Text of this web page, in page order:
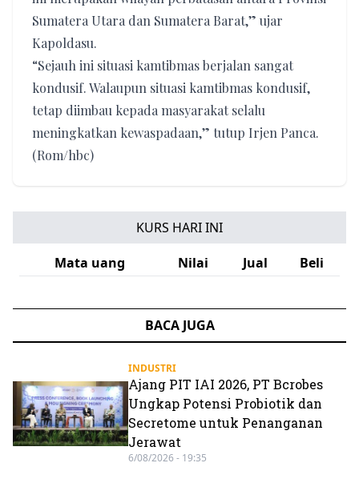
Sumatera Utara dan Sumatera Barat,” ujar
Kapoldasu.
“Sejauh ini situasi kamtibmas berjalan sangat
kondusif. Walaupun situasi kamtibmas kondusif,
tetap diimbau kepada masyarakat selalu
meningkatkan kewaspadaan,” tutup Irjen Panca.
(Rom/hbc)
KURS HARI INI
Mata uang
Nilai Jual Beli
BACA JUGA
INDUSTRI
Ajang PIT IAI 2026, PT Bcrobes
Ungkap Potensi Probiotik dan
Secretome untuk Penanganan
Jerawat
6/08/2026 - 19:35